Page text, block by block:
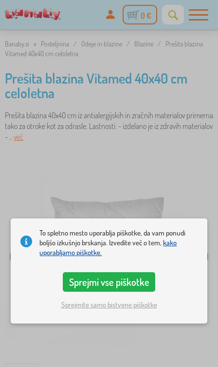
0 €
Banaby.si » Posteljnina / Odeje in blazine / Blazine /
Prešita blazina
Vitamed 40x40 cm celoletna
Prešita blazina Vitamed 40x40 cm
celoletna
Prešita blazina 40x40 cm iz antialergijskih in zračnih materialov primerna
tako za otroke kot za odrasle. Lastnosti: - izdelano je iz zdravih materialov
- .. več
To spletno mesto uporablja piškotke, da vam ponudi
boljšo izkušnjo brskanja. Izvedite več o tem,kako
uporabljamo piškotke.
Sprejmi vse piškotke
Sprejmite samo bistvene piškotke